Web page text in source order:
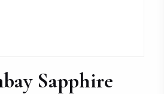
Sapphire